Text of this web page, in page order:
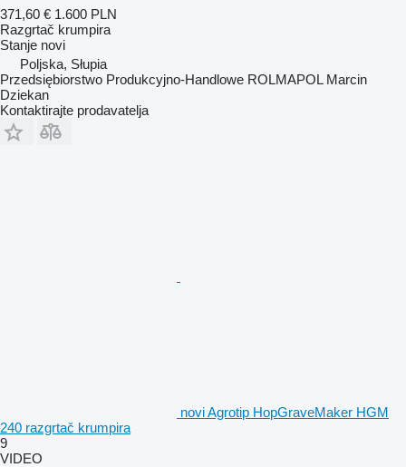
371,60 € 1.600 PLN
Razgrtač krumpira
Stanje novi
Poljska, Słupia
Przedsiębiorstwo Produkcyjno-Handlowe ROLMAPOL Marcin
Dziekan
Kontaktirajte prodavatelja
novi Agrotip HopGraveMaker HGM
240 razgrtač krumpira
9
VIDEO